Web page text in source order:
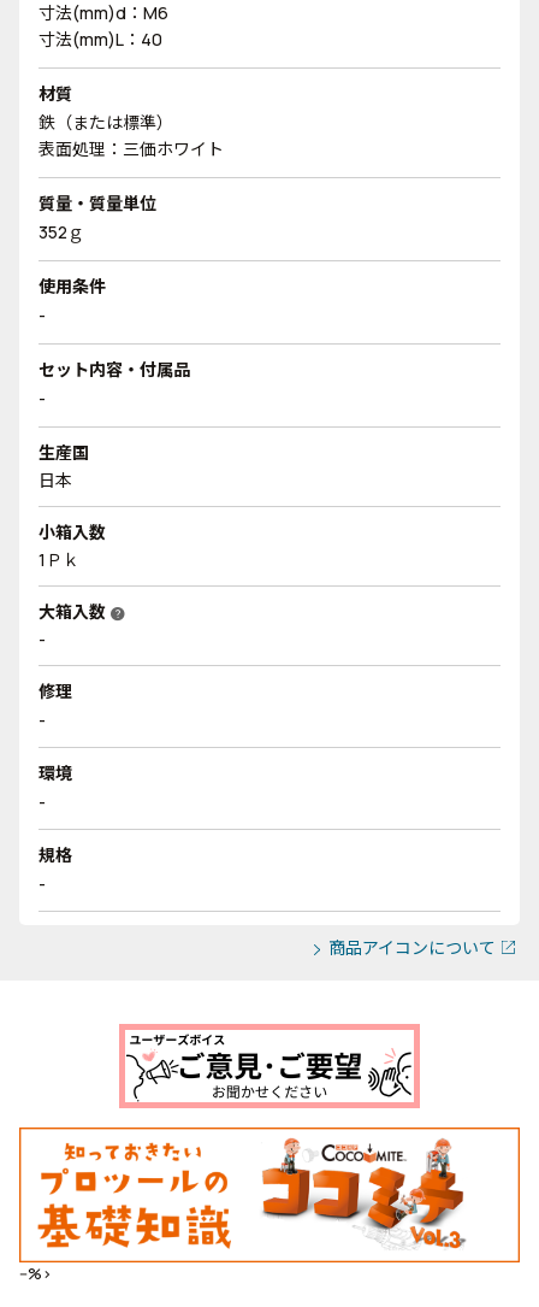
寸法(mm)d：M6
寸法(mm)L：40
材質
鉄（または標準）
表面処理：三価ホワイト
質量・質量単位
352ｇ
使用条件
-
セット内容・付属品
-
生産国
日本
小箱入数
1Ｐｋ
大箱入数 help
-
修理
-
環境
-
規格
-
商品アイコンについて
--%>